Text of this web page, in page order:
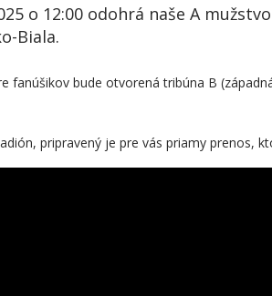
o 12:00 odohrá naše A
Biala.
fanúšikov bude otvorená tribúna B
pripravený je pre vás priamy prenos,